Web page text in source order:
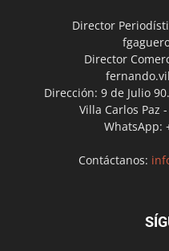
Director
Director
Dirección: 9 de Julio
Villa Carlos Paz
WhatsApp:
Contáctanos: